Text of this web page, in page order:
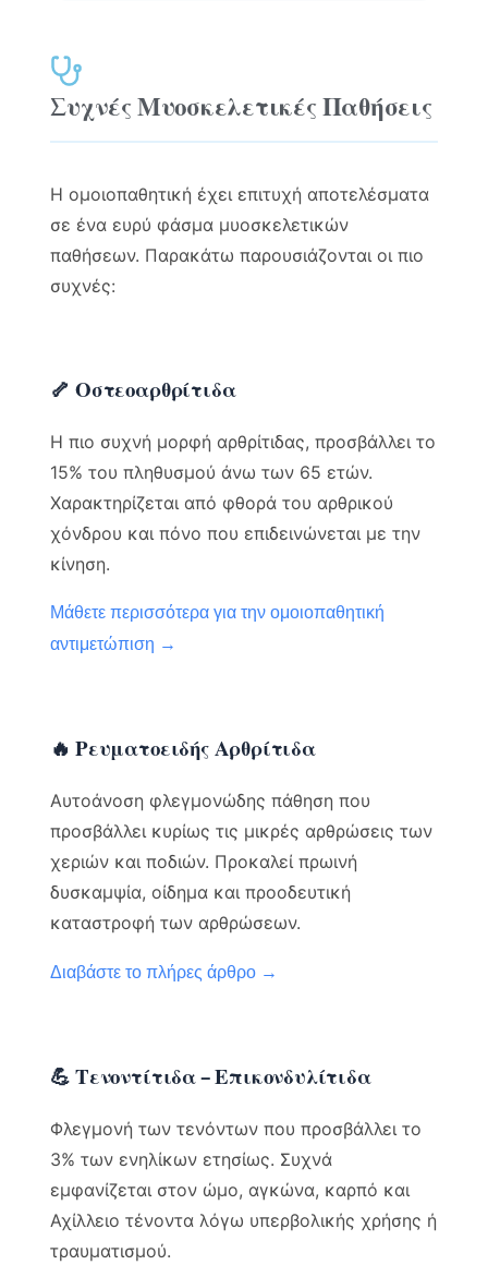
Συχνές Μυοσκελετικές Παθήσεις
Η ομοιοπαθητική έχει επιτυχή αποτελέσματα
σε ένα ευρύ φάσμα μυοσκελετικών
παθήσεων. Παρακάτω παρουσιάζονται οι πιο
συχνές:
🦴 Οστεοαρθρίτιδα
Η πιο συχνή μορφή αρθρίτιδας, προσβάλλει το
15% του πληθυσμού άνω των 65 ετών.
Χαρακτηρίζεται από φθορά του αρθρικού
χόνδρου και πόνο που επιδεινώνεται με την
κίνηση.
Μάθετε περισσότερα για την ομοιοπαθητική
αντιμετώπιση →
🔥 Ρευματοειδής Αρθρίτιδα
Αυτοάνοση φλεγμονώδης πάθηση που
προσβάλλει κυρίως τις μικρές αρθρώσεις των
χεριών και ποδιών. Προκαλεί πρωινή
δυσκαμψία, οίδημα και προοδευτική
καταστροφή των αρθρώσεων.
Διαβάστε το πλήρες άρθρο →
💪 Τενοντίτιδα – Επικονδυλίτιδα
Φλεγμονή των τενόντων που προσβάλλει το
3% των ενηλίκων ετησίως. Συχνά
εμφανίζεται στον ώμο, αγκώνα, καρπό και
Αχίλλειο τένοντα λόγω υπερβολικής χρήσης ή
τραυματισμού.